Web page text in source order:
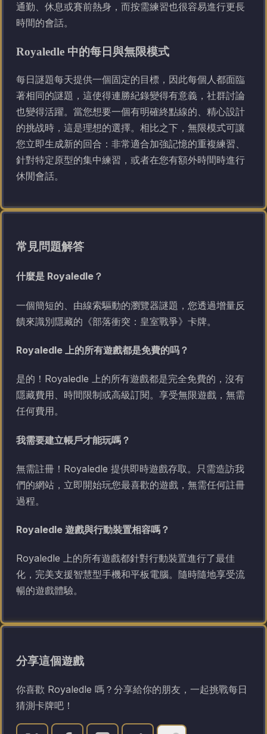
通勤、休息或賽前熱身，而按需練習也很容易進行更長
時間的會話。
Royaledle 中的每日與無限模式
每日謎題每天提供一個固定的目標，因此每個人都面臨
著相同的謎題，這使得連勝紀錄變得有意義，社群討論
也變得活躍。當您想要一個有明確終點線的、精心設計
的挑战時，這是理想的選擇。相比之下，無限模式可讓
您立即生成新的回合：非常適合加強記憶的重複練習、
針對特定原型的集中練習，或者在您有額外時間時進行
休閒會話。
常見問題解答
什麼是 Royaledle？
一個簡短的、由線索驅動的瀏覽器謎題，您透過增量反
饋來識別隱藏的《部落衝突：皇室戰爭》卡牌。
Royaledle 上的所有遊戲都是免費的吗？
是的！Royaledle 上的所有遊戲都是完全免費的，沒有
隱藏費用、時間限制或高級訂閱。享受無限遊戲，無需
任何費用。
我需要建立帳戶才能玩嗎？
無需註冊！Royaledle 提供即時遊戲存取。只需造訪我
們的網站，立即開始玩您最喜歡的遊戲，無需任何註冊
過程。
Royaledle 遊戲與行動裝置相容嗎？
Royaledle 上的所有遊戲都針對行動裝置進行了最佳
化，完美支援智慧型手機和平板電腦。隨時隨地享受流
暢的遊戲體驗。
分享這個遊戲
你喜歡 Royaledle 嗎？分享給你的朋友，一起挑戰每日
猜測卡牌吧！